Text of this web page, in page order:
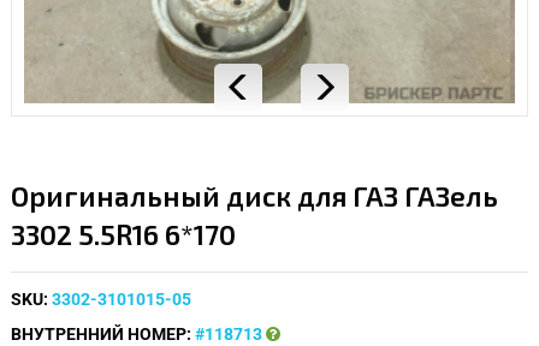
Оригинальный диск для ГАЗ ГАЗель
3302 5.5R16 6*170
SKU: 3302-3101015-05
ВНУТРЕННИЙ НОМЕР: #118713